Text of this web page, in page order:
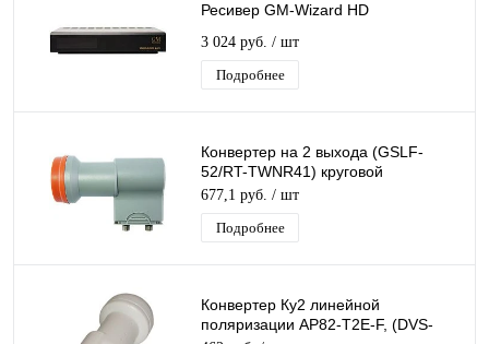
Ресивер GM-Wizard HD
3 024 руб. / шт
Подробнее
Конвертер на 2 выхода (GSLF-
52/RT-TWNR41) круговой
поляризации TWIN дляТриколор/
НТВ-Плюс
677,1 руб. / шт
Подробнее
Конвертер Ку2 линейной
поляризации AP82-Т2Е-F, (DVS-